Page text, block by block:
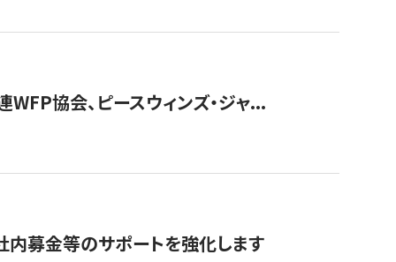
協会、ピースウィンズ・ジャ...
内募金等のサポートを強化します